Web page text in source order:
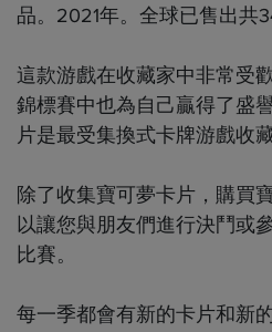
品。2021年。全球已售出共
這款游戲在收藏家中非常受
錦標賽中也為自己贏得了盛
片是最受集換式卡牌游戲收
除了收集寶可夢卡片，購買
以讓您與朋友們進行決鬥或
比賽。
每一季都會有新的卡片和新